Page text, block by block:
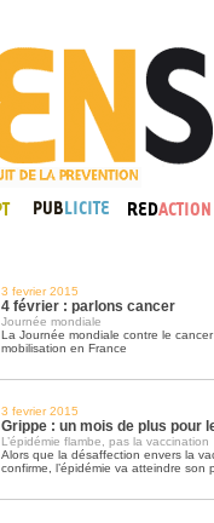
3 fevrier 2015
4 février : parlons cancer
Journée mondiale
La Journée mondiale contre le cancer
mobilisation en France
3 fevrier 2015
Grippe : un mois de plus pour
L’épidémie flambe, pas la vaccination
Alors que la désaffection envers la
confirme, l’épidémie va atteindre son